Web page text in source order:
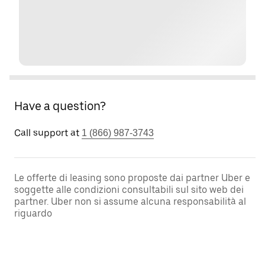
Have a question?
Call support at 1 (866) 987-3743
Le offerte di leasing sono proposte dai partner Uber e
soggette alle condizioni consultabili sul sito web dei
partner. Uber non si assume alcuna responsabilità al
riguardo